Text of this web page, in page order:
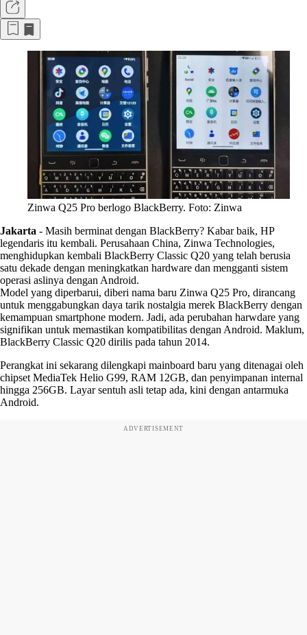
Zinwa Q25 Pro berlogo BlackBerry. Foto: Zinwa
Jakarta - Masih berminat dengan BlackBerry? Kabar baik, HP
legendaris itu kembali. Perusahaan China, Zinwa Technologies,
menghidupkan kembali BlackBerry Classic Q20 yang telah berusia
satu dekade dengan meningkatkan hardware dan mengganti sistem
operasi aslinya dengan Android.
Model yang diperbarui, diberi nama baru Zinwa Q25 Pro, dirancang
untuk menggabungkan daya tarik nostalgia merek BlackBerry dengan
kemampuan smartphone modern. Jadi, ada perubahan harwdare yang
signifikan untuk memastikan kompatibilitas dengan Android. Maklum,
BlackBerry Classic Q20 dirilis pada tahun 2014.
Perangkat ini sekarang dilengkapi mainboard baru yang ditenagai oleh
chipset MediaTek Helio G99, RAM 12GB, dan penyimpanan internal
hingga 256GB. Layar sentuh asli tetap ada, kini dengan antarmuka
Android.
ADVERTISEMENT